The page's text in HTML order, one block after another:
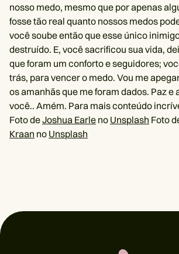
nosso medo, mesmo que por apenas
fosse tão real quanto nossos medos
você soube então que esse único
destruído. E, você sacrificou sua vida,
que foram um conforto e seguidores;
trás, para vencer o medo. Vou me
os amanhãs que me foram dados. Paz e
você.. Amém. Para mais conteúdo
Foto deJoshua Earle no Unsplash Foto
Kraan no Unsplash